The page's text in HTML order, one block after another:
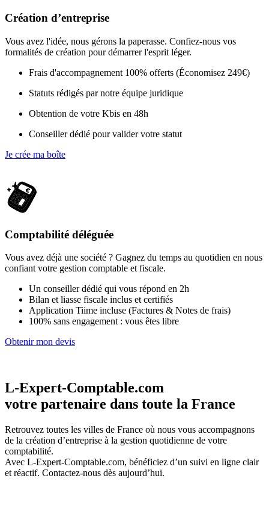
Création d’entreprise
Vous avez l'idée, nous gérons la paperasse. Confiez-nous vos
formalités de création pour démarrer l'esprit léger.
Frais d'accompagnement 100% offerts (Économisez 249€)
Statuts rédigés par notre équipe juridique
Obtention de votre Kbis en 48h
Conseiller dédié pour valider votre statut
Je crée ma boîte
Comptabilité déléguée
Vous avez déjà une société ? Gagnez du temps au quotidien en nous
confiant votre gestion comptable et fiscale.
Un conseiller dédié qui vous répond en 2h
Bilan et liasse fiscale inclus et certifiés
Application Tiime incluse (Factures & Notes de frais)
100% sans engagement : vous êtes libre
Obtenir mon devis
L-Expert-Comptable.com
votre partenaire dans toute la France
Retrouvez toutes les villes de France où nous vous accompagnons
de la création d’entreprise à la gestion quotidienne de votre
comptabilité.
Avec L-Expert-Comptable.com, bénéficiez d’un suivi en ligne clair
et réactif. Contactez-nous dès aujourd’hui.